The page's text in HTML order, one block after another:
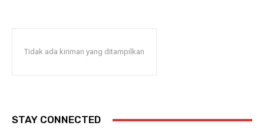
Tidak ada kiriman yang ditampilkan
STAY CONNECTED